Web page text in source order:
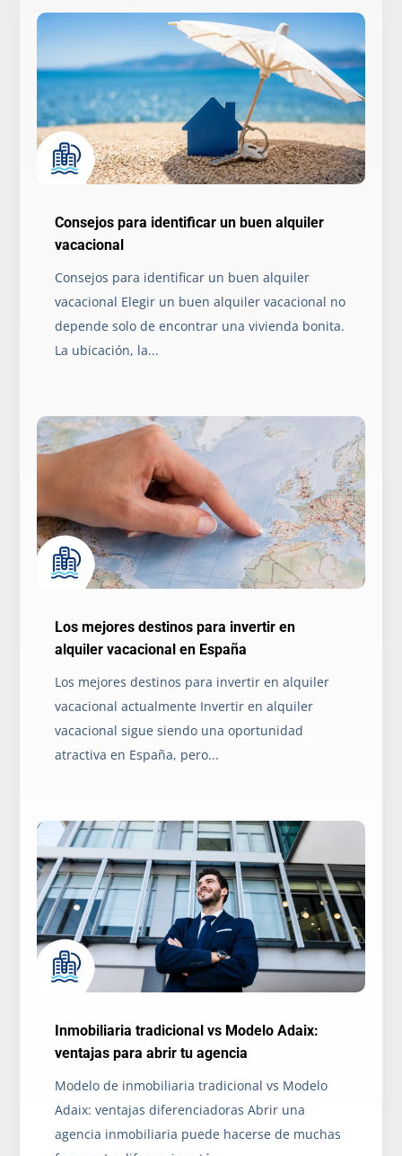
Consejos para identificar un buen alquiler
vacacional
Consejos para identificar un buen alquiler
vacacional Elegir un buen alquiler vacacional no
depende solo de encontrar una vivienda bonita.
La ubicación, la...
Los mejores destinos para invertir en
alquiler vacacional en España
Los mejores destinos para invertir en alquiler
vacacional actualmente Invertir en alquiler
vacacional sigue siendo una oportunidad
atractiva en España, pero...
Inmobiliaria tradicional vs Modelo Adaix:
ventajas para abrir tu agencia
Modelo de inmobiliaria tradicional vs Modelo
Adaix: ventajas diferenciadoras Abrir una
agencia inmobiliaria puede hacerse de muchas